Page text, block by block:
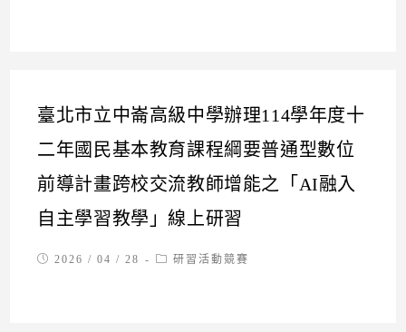
臺北市立中崙高級中學辦理114學年度十
二年國民基本教育課程綱要普通型數位
前導計畫跨校交流教師增能之「AI融入
自主學習教學」線上研習
Post2026 / 04 / 28
Post研習活動競賽